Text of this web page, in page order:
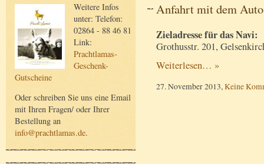
Weitere Infos
unter: Telefon:
02864 - 88 46 81
Link:
Prachtlamas-
Geschenk-
Gutscheine
Oder schreiben Sie uns eine Email
mit Ihren Fragen/ oder Ihrer
Bestellung an
info@prachtlamas.de.
Anfahrt mit dem Auto
Zieladresse für das Navi:
Grothusstr. 201,
Weiterlesen… »
27. November 2013,Keine